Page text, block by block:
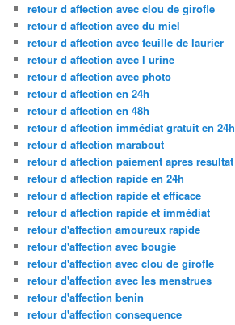
retour d affection avec clou de girofle
retour d affection avec du miel
retour d affection avec feuille de laurier
retour d affection avec l urine
retour d affection avec photo
retour d affection en 24h
retour d affection en 48h
retour d affection immédiat gratuit en 24h
retour d affection marabout
retour d affection paiement apres resultat
retour d affection rapide en 24h
retour d affection rapide et efficace
retour d affection rapide et immédiat
retour d'affection amoureux rapide
retour d'affection avec bougie
retour d'affection avec clou de girofle
retour d'affection avec les menstrues
retour d'affection benin
retour d'affection consequence